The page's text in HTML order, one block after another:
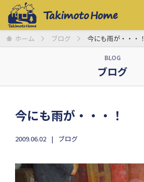
ホーム ブログ 今にも雨が・・・！
BLOG
ブログ
今にも雨が・・・！
2009.06.02 ブログ